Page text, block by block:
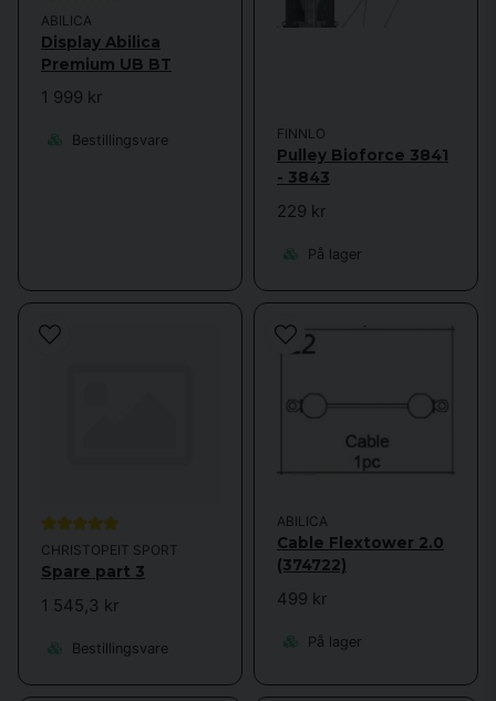
ABILICA
Display Abilica
Premium UB BT
1 999 kr
Bestillingsvare FINNLO
Pulley Bioforce 3841
- 3843
229 kr
På lager
CHRISTOPEIT SPORT
Spare part 3
1 545,3 kr
Bestillingsvare
ABILICA
Cable Flextower 2.0
(374722)
499 kr
På lager